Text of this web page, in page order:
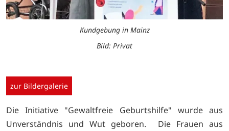
Kundgebung in Mainz
Bild: Privat
zur Bildergalerie
Die Initiative "Gewaltfreie Geburtshilfe" wurde aus
Unverständnis und Wut geboren. Die Frauen aus